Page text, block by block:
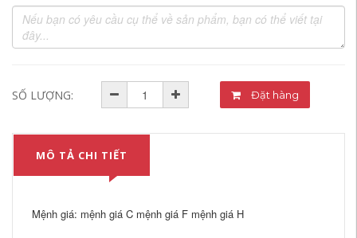
SỐ LƯỢNG: Đặt hàng
MÔ TẢ CHI TIẾT
Mệnh giá: mệnh giá C mệnh giá F mệnh giá H